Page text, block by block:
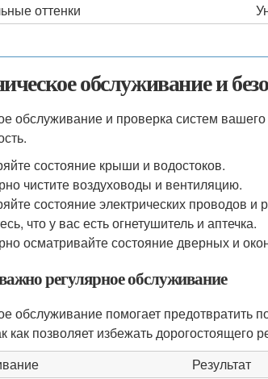
оттенки
обслуживание и
обслуживание и проверка систем
состояние крыши и водостоков.
чистите воздуховоды и вентиляцию.
состояние электрических проводов и
что у вас есть огнетушитель и аптечка.
осматривайте состояние дверных и
регулярное обслуживание
обслуживание помогает предотвратить
как позволяет избежать дорогостоящего
Результат